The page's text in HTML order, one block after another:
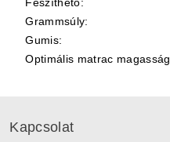
Grammsúly:
Gumis:
Optimális matrac magasság
Kapcsolat